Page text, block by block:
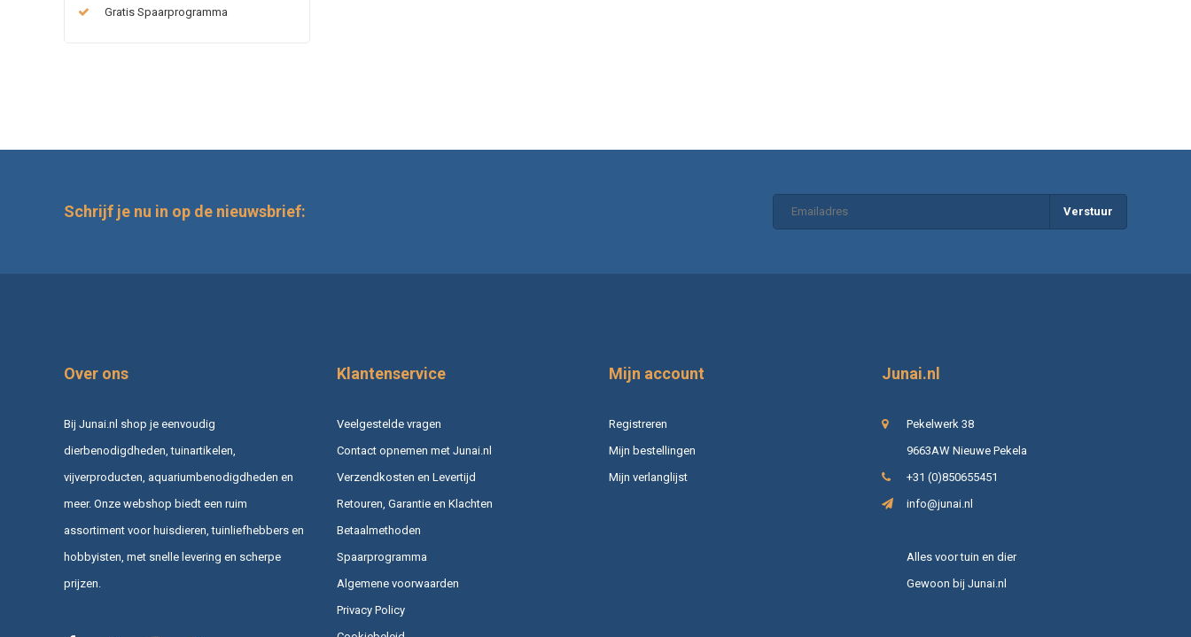
Gratis Spaarprogramma
Schrijf je nu in op de nieuwsbrief: Verstuur
Over ons
Bij Junai.nl shop je eenvoudig
dierbenodigdheden, tuinartikelen,
vijverproducten, aquariumbenodigdheden en
meer. Onze webshop biedt een ruim
assortiment voor huisdieren, tuinliefhebbers en
hobbyisten, met snelle levering en scherpe
prijzen.
Klantenservice
Veelgestelde vragen
Contact opnemen met Junai.nl
Verzendkosten en Levertijd
Retouren, Garantie en Klachten
Betaalmethoden
Spaarprogramma
Algemene voorwaarden
Privacy Policy
Mijn account
Registreren
Mijn bestellingen
Mijn verlanglijst
Junai.nl
Pekelwerk 38
9663AW Nieuwe Pekela
+31 (0)850655451
info@junai.nl
Alles voor tuin en dier
Gewoon bij Junai.nl